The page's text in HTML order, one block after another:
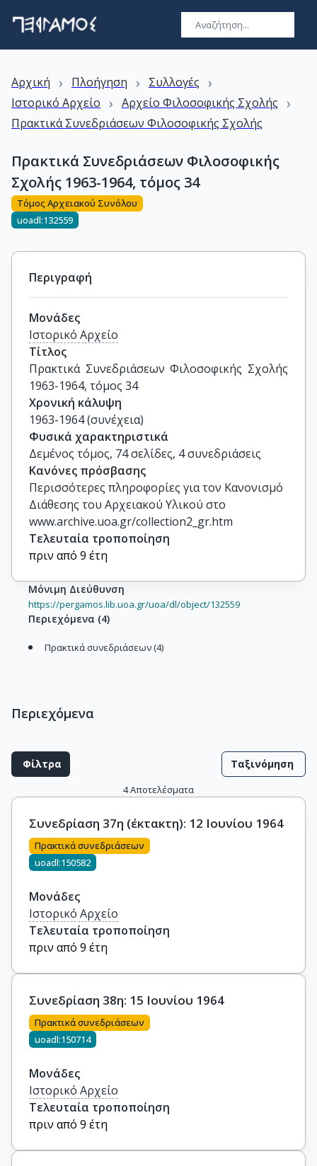
Αρχική › Πλοήγηση › Συλλογές ›
Ιστορικό Αρχείο › Αρχείο Φιλοσοφικής Σχολής ›
Πρακτικά Συνεδριάσεων Φιλοσοφικής Σχολής
Πρακτικά Συνεδριάσεων Φιλοσοφικής
Σχολής 1963-1964, τόμος 34
Τόμος Αρχειακού Συνόλου
uoadl:132559
Περιγραφή
Μονάδες
Ιστορικό Αρχείο
Τίτλος
Πρακτικά Συνεδριάσεων Φιλοσοφικής Σχολής
1963-1964, τόμος 34
Χρονική κάλυψη
1963-1964 (συνέχεια)
Φυσικά χαρακτηριστικά
Δεμένος τόμος, 74 σελίδες, 4 συνεδριάσεις
Κανόνες πρόσβασης
Περισσότερες πληροφορίες για τον Κανονισμό
Διάθεσης του Αρχειακού Υλικού στο
www.archive.uoa.gr/collection2_gr.htm
Τελευταία τροποποίηση
πριν από 9 έτη
Μόνιμη Διεύθυνση
https://pergamos.lib.uoa.gr/uoa/dl/object/132559
Περιεχόμενα (4)
Πρακτικά συνεδριάσεων (4)
Περιεχόμενα
Φίλτρα Ταξινόμηση
4Αποτελέσματα
Συνεδρίαση 37η (έκτακτη): 12 Ιουνίου 1964
Πρακτικά συνεδριάσεων
uoadl:150582
Μονάδες
Ιστορικό Αρχείο
Τελευταία τροποποίηση
πριν από 9 έτη
Συνεδρίαση 38η: 15 Ιουνίου 1964
Πρακτικά συνεδριάσεων
uoadl:150714
Μονάδες
Ιστορικό Αρχείο
Τελευταία τροποποίηση
πριν από 9 έτη